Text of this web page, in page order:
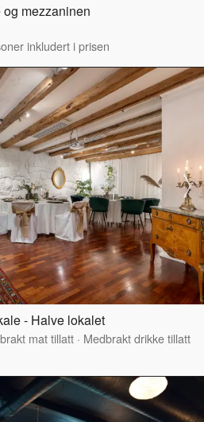
mezzaninen
inkludert i prisen
- Halve lokalet
mat tillatt · Medbrakt drikke tillatt